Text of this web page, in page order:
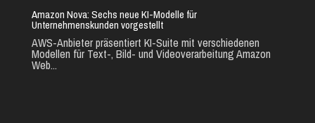
Amazon Nova: Sechs neue KI-Modelle für
Unternehmenskunden vorgestellt
AWS-Anbieter präsentiert KI-Suite mit verschiedenen
Modellen für Text-, Bild- und Videoverarbeitung Amazon
Web...